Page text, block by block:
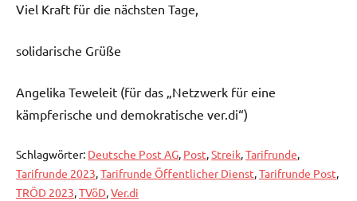
Viel Kraft für die nächsten Tage,
solidarische Grüße
Angelika Teweleit (für das „Netzwerk für eine
kämpferische und demokratische ver.di“)
Schlagwörter: Deutsche Post AG, Post,Streik,Tarifrunde,
Tarifrunde 2023,Tarifrunde Öffentlicher Dienst,Tarifrunde Post,
TRÖD 2023,TVöD,Ver.di